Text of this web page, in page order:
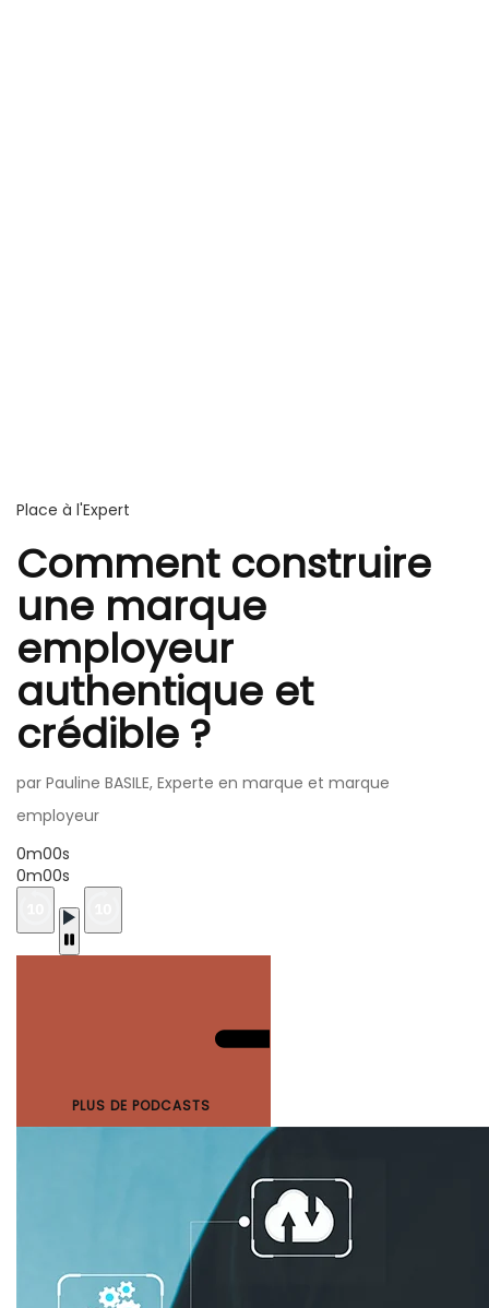
Place à l'Expert
Comment construire
une marque
employeur
authentique et
crédible ?
par Pauline BASILE, Experte en marque et marque
employeur
0m00s
0m00s
PLUS DE PODCASTS